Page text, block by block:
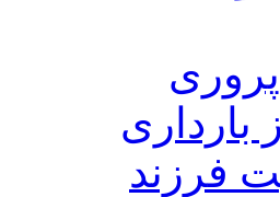
بارداری
فرزند